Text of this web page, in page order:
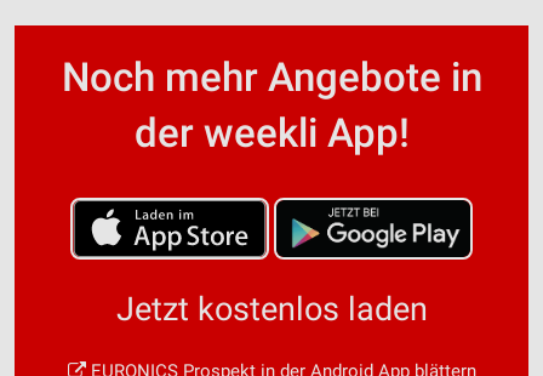
Noch mehr Angebote in
der weekli App!
Jetzt kostenlos laden
EURONICS Prospekt in der Android App blättern